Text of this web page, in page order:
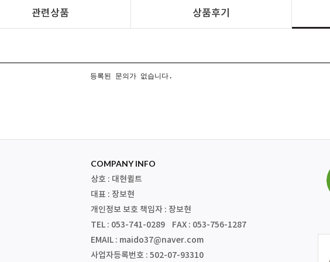
관련상품 상품후기
등록된 문의가 없습니다.
COMPANY INFO
상호 : 대현퀼트
대표 : 장보현
개인정보 보호 책임자 : 장보현
TEL : 053-741-0289 FAX : 053-756-1287
EMAIL : maido37@naver.com
사업자등록번호 : 502-07-93310